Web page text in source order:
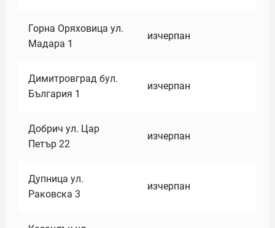
Горна Оряховица ул.
Мадара 1
изчерпан
Димитровград бул.
България 1
изчерпан
Добрич ул. Цар
Петър 22
изчерпан
Дупница ул.
Раковска 3
изчерпан